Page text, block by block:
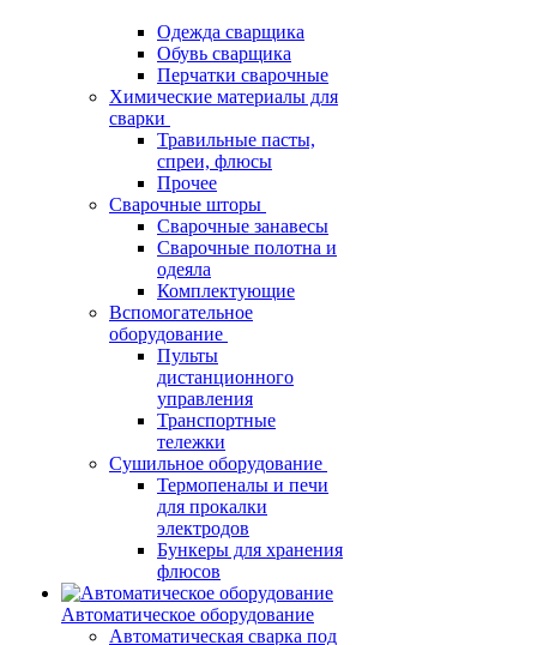
Одежда сварщика
Обувь сварщика
Перчатки сварочные
Химические материалы для
сварки
Травильные пасты,
спреи, флюсы
Прочее
Сварочные шторы
Сварочные занавесы
Сварочные полотна и
одеяла
Комплектующие
Вспомогательное
оборудование
Пульты
дистанционного
управления
Транспортные
тележки
Сушильное оборудование
Термопеналы и печи
для прокалки
электродов
Бункеры для хранения
флюсов
Автоматическое оборудование
Автоматическая сварка под